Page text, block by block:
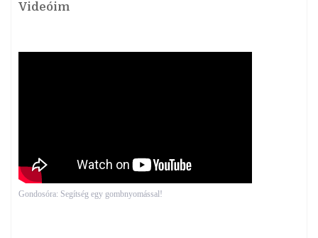
Videóim
Gondosóra: Segítség egy gombnyomással!